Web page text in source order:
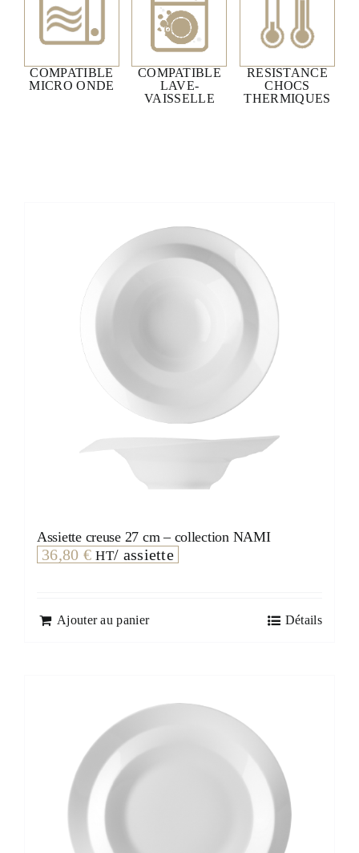
COMPATIBLE
MICRO ONDE
COMPATIBLE
LAVE-
VAISSELLE
RESISTANCE
CHOCS
THERMIQUES
Assiette creuse 27 cm – collection NAMI
36,80 € HT/ assiette
Ajouter au panier Détails